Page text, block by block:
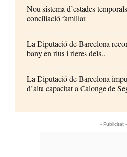
Nou sistema d’estades
conciliació familiar
La Diputació de Barcelona
bany en rius i rieres dels...
La Diputació de Barcelona
d’alta capacitat a Calonge de
- Publicitat -